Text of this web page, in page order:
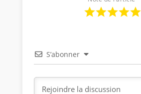
S’abonner